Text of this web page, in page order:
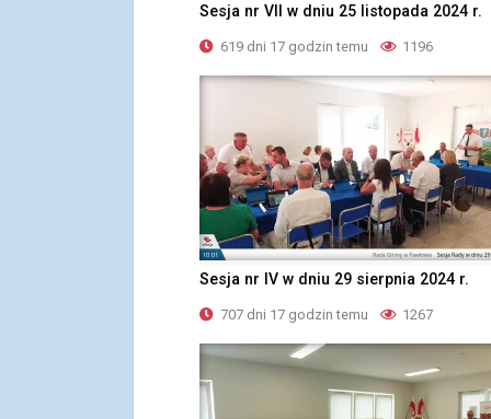
Sesja nr VII w dniu 25 listopada 2024 r.
619 dni 17 godzin temu 1196
Sesja nr IV w dniu 29 sierpnia 2024 r.
707 dni 17 godzin temu 1267